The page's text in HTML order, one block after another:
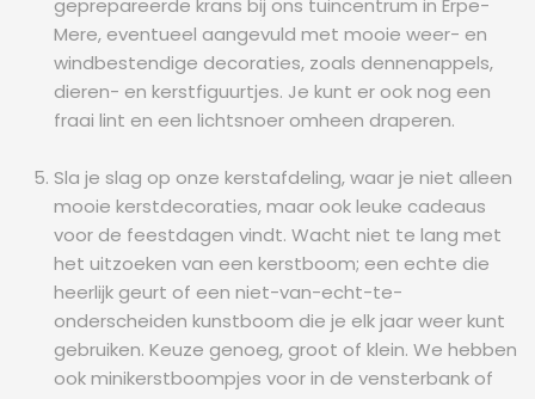
geprepareerde krans bij ons tuincentrum in Erpe-
Mere, eventueel aangevuld met mooie weer- en
windbestendige decoraties, zoals dennenappels,
dieren- en kerstfiguurtjes. Je kunt er ook nog een
fraai lint en een lichtsnoer omheen draperen.
Sla je slag op onze kerstafdeling, waar je niet alleen
mooie kerstdecoraties, maar ook leuke cadeaus
voor de feestdagen vindt. Wacht niet te lang met
het uitzoeken van een kerstboom; een echte die
heerlijk geurt of een niet-van-echt-te-
onderscheiden kunstboom die je elk jaar weer kunt
gebruiken. Keuze genoeg, groot of klein. We hebben
ook minikerstboompjes voor in de vensterbank of